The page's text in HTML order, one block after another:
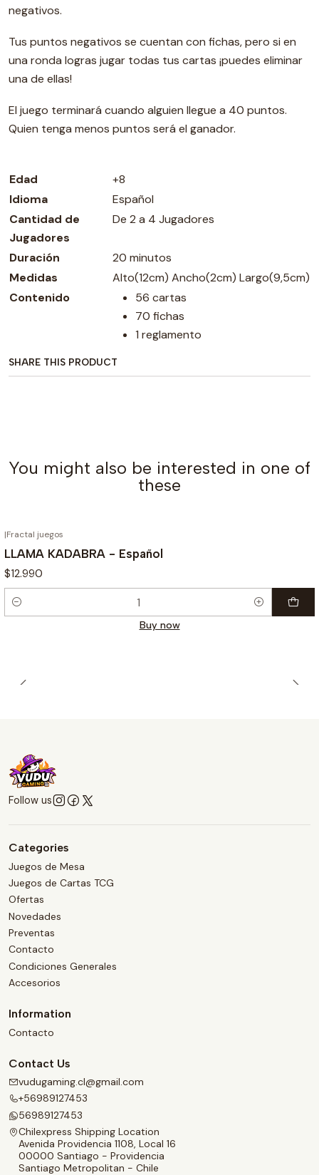
negativos.
Tus puntos negativos se cuentan con fichas, pero si en
una ronda logras jugar todas tus cartas ¡puedes eliminar
una de ellas!
El juego terminará cuando alguien llegue a 40 puntos.
Quien tenga menos puntos será el ganador.
Edad
+8
Idioma
Español
Cantidad de
Jugadores
De 2 a 4 Jugadores
Duración
20 minutos
Medidas
Alto(12cm) Ancho(2cm) Largo(9,5cm)
Contenido
56 cartas
70 fichas
1 reglamento
SHARE THIS PRODUCT
You might also be interested in one of
these
|Fractal juegos
LLAMA KADABRA - Español
$12.990
Quantity
Buy now
Follow us
Categories
Juegos de Mesa
Juegos de Cartas TCG
Ofertas
Novedades
Preventas
Contacto
Condiciones Generales
Accesorios
Information
Contacto
Contact Us
vudugaming.cl@gmail.com
+56989127453
56989127453
Chilexpress Shipping Location
Avenida Providencia 1108, Local 16
00000 Santiago - Providencia
Santiago Metropolitan - Chile